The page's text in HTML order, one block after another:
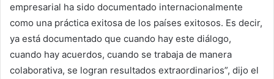
empresarial ha sido documentado internacionalmente
como una práctica exitosa de los países exitosos. Es decir,
ya está documentado que cuando hay este diálogo,
cuando hay acuerdos, cuando se trabaja de manera
colaborativa, se logran resultados extraordinarios”, dijo el